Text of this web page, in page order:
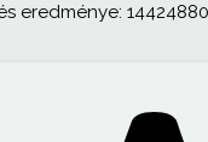
eredménye: